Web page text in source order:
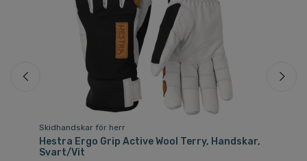
Skidhandskar för herr
Hestra Ergo Grip Active Wool Terry, Handskar,
Svart/Vit